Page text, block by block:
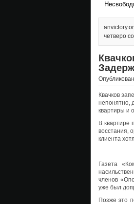
четверо
Квачков
непонятно,
квартиры и
В квартире
восстания,
клиента
Газета
членов
уже был
Позже это